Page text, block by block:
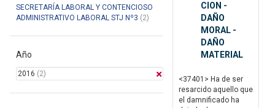
SECRETARÍA LABORAL Y CONTENCIOSO
ADMINISTRATIVO LABORAL STJ Nº3 (2)
Año
2016 (2)
CION -
DAÑO
MORAL -
DAÑO
MATERIAL
<37401> Ha de ser
resarcido aquello que
el damnificado ha